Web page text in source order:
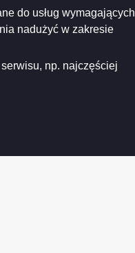
do usług wymagających
nadużyć w zakresie
np. najczęściej